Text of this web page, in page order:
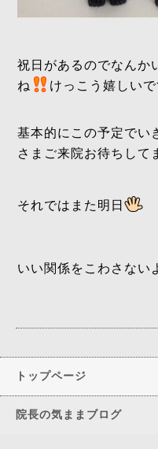
祝日があるのでなんか
ね
けっこう嬉しいで
基本的にこの予定でい
さまご来院お待ちして
それではまた明日
いい関係をこわさない
トップページ
院長の気ままブログ